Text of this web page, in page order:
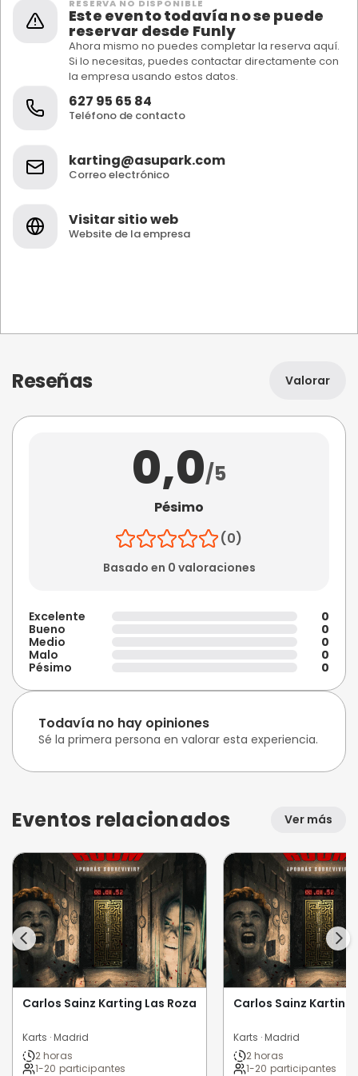
RESERVA NO DISPONIBLE
Este evento todavía no se puede
reservar desde Funly
Ahora mismo no puedes completar la reserva aquí.
Si lo necesitas, puedes contactar directamente con
la empresa usando estos datos.
627 95 65 84
Teléfono de contacto
karting@asupark.com
Correo electrónico
Visitar sitio web
Website de la empresa
Reseñas Valorar
0,0/5
Pésimo
(0)
Basado en 0 valoraciones
Excelente
0
Bueno
0
Medio
0
Malo
0
Pésimo
0
Todavía no hay opiniones
Sé la primera persona en valorar esta experiencia.
Eventos relacionados Ver más
Carlos Sainz Karting Las Rozas
Karts · Madrid
2 horas
1-20 participantes
Carlos Sainz Karting
Karts · Madrid
2 horas
1-20 participantes